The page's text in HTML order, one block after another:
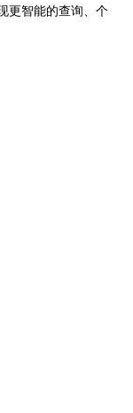
更智能的查询、个